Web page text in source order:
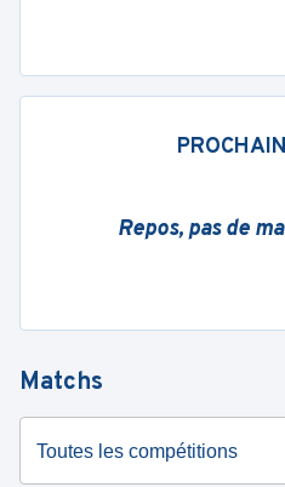
Repos, pas de
Matchs
Toutes les compétitions